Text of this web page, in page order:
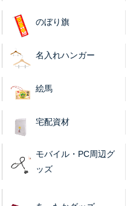
のぼり旗
名入れハンガー
絵馬
宅配資材
モバイル・PC周辺グ
ッズ